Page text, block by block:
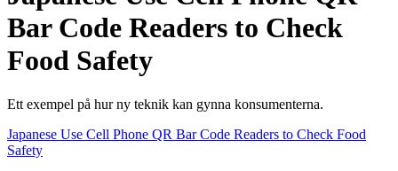
Bar Code Readers to Check
Food Safety
Ett exempel på hur ny teknik kan gynna konsumenterna.
Japanese Use Cell Phone QR Bar Code Readers to Check Food
Safety